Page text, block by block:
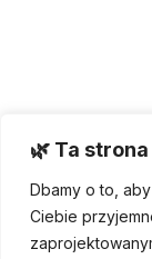
🌿 Ta
Dbamy o to,
Ciebie